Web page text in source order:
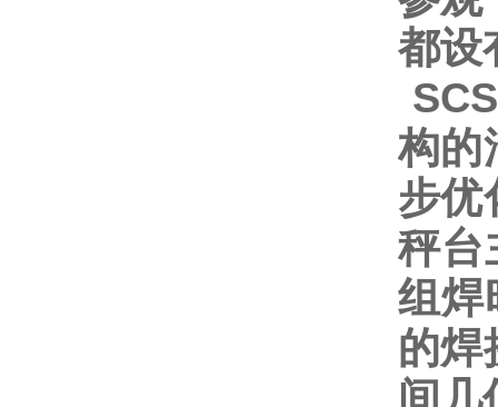
都设
SCS
构的
步优
秤台
组焊
的焊